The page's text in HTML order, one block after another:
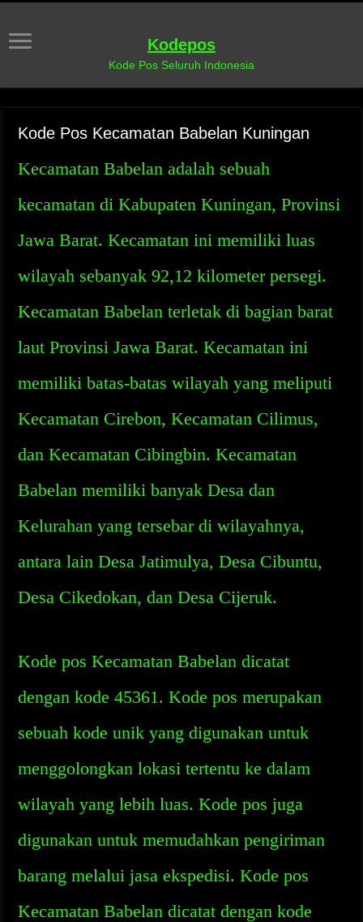
Kodepos
Kode Pos Seluruh Indonesia
Kode Pos Kecamatan Babelan Kuningan
Kecamatan Babelan adalah sebuah
kecamatan di Kabupaten Kuningan, Provinsi
Jawa Barat. Kecamatan ini memiliki luas
wilayah sebanyak 92,12 kilometer persegi.
Kecamatan Babelan terletak di bagian barat
laut Provinsi Jawa Barat. Kecamatan ini
memiliki batas-batas wilayah yang meliputi
Kecamatan Cirebon, Kecamatan Cilimus,
dan Kecamatan Cibingbin. Kecamatan
Babelan memiliki banyak Desa dan
Kelurahan yang tersebar di wilayahnya,
antara lain Desa Jatimulya, Desa Cibuntu,
Desa Cikedokan, dan Desa Cijeruk.
Kode pos Kecamatan Babelan dicatat
dengan kode 45361. Kode pos merupakan
sebuah kode unik yang digunakan untuk
menggolongkan lokasi tertentu ke dalam
wilayah yang lebih luas. Kode pos juga
digunakan untuk memudahkan pengiriman
barang melalui jasa ekspedisi. Kode pos
Kecamatan Babelan dicatat dengan kode